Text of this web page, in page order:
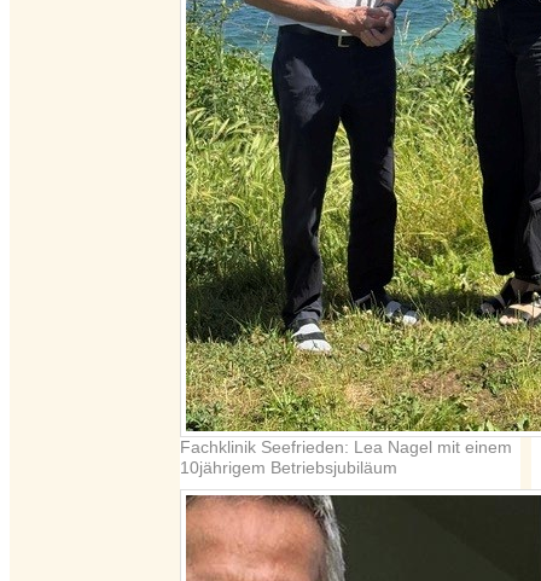
Fachklinik Seefrieden: Lea Nagel mit einem
10jährigem Betriebsjubiläum